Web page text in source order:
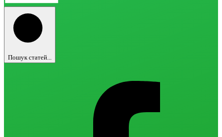
Пошук статей...